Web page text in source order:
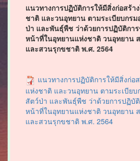
แนวทางการปฏิบัติการให้มีสิ่งก่อสร้า
ชาติ และวนอุทยาน ตามระเบียบกร
ป่า และพันธุ์พืช ว่าด้วยการปฏิบัติการ
หน้าที่ในอุทยานแห่งชาติ วนอุทยาน
และสวนรุกขชาติ พ.ศ. 2564
แนวทางการปฏิบัติการให้มีสิ่งก่อ
แห่งชาติ และวนอุทยาน ตามระเบีย
สัตว์ป่า และพันธุ์พืช ว่าด้วยการปฏิบั
หน้าที่ในอุทยานแห่งชาติ วนอุทยาน
และสวนรุกขชาติ พ.ศ. 2564